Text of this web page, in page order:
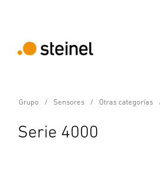
Grupo Sensores Otras categorías
Serie 4000